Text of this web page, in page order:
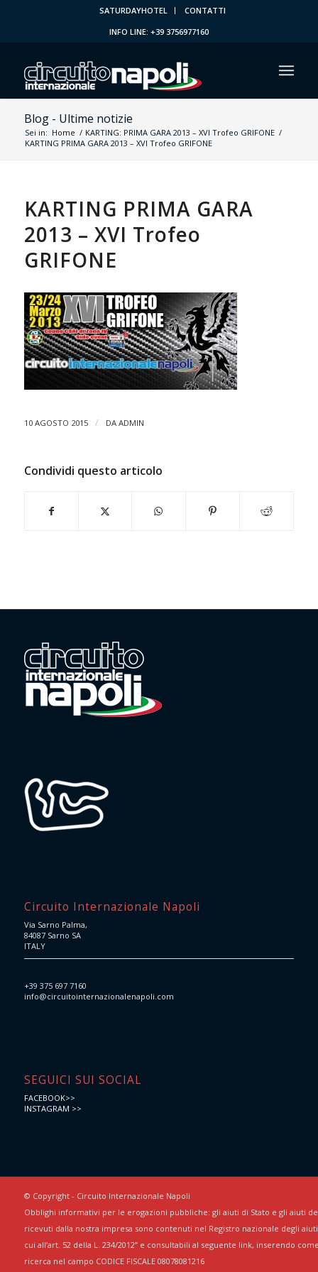
SATURDAYHOTEL
CONTATTI
INFO LINE: +39 3756977160
Blog - Ultime notizie
Sei in: Home / KARTING: PRIMA GARA 2013 – XVI Trofeo GRIFONE /
KARTING PRIMA GARA 2013 – XVI Trofeo GRIFONE
KARTING PRIMA GARA
2013 – XVI Trofeo
GRIFONE
10 AGOSTO 2015 / DA ADMIN
Condividi questo articolo
Circuito Internazionale Napoli
Via Sarno Palma,
84087 Sarno SA
ITALY
+39 375 697 7160
info@circuitointernazionalenapoli.com
SEGUICI SUI SOCIAL
FACEBOOK>>
INSTAGRAM >>
© Copyright - Circuito Internazionale Napoli
Obblighi informativi per le erogazioni pubbliche: gli aiuti di Stato e gli aiuti
ricevuti dalla nostra impresa sono contenuti nel Registro nazionale degli
cui all’art. 52 della L. 234/2012” e consultabili al seguente link, inserendo
ricerca nel campo CODICE FISCALE 08078081216